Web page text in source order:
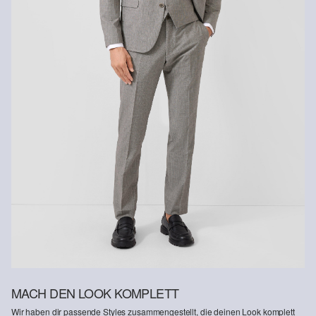
Rückerstattungsbetrag abgezogen.
Gastkunden können ihre Artikel innerhalb von 14 Tagen nach
Erhalt der Ware an uns zurückschicken. Fashion Card und VIP
Kunden haben nach Erhalt der Ware 30 Tage Zeit, um ihre Artikel
Weitere Informationen sind unserer „Hilfe & FAQ
Deine Retoure kannst duHIER online anmelden.
MACH DEN LOOK KOMPLETT
Wir haben dir passende Styles zusammengestellt, die deinen Look komplett